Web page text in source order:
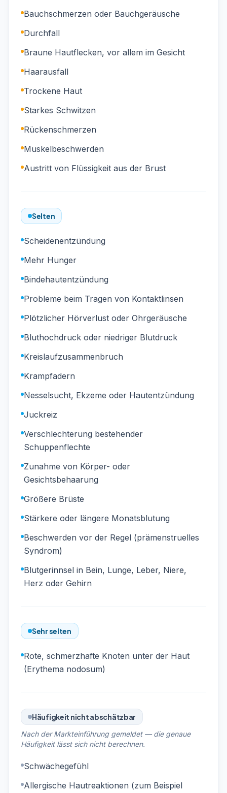
Bauchschmerzen oder Bauchgeräusche
Durchfall
Braune Hautflecken, vor allem im Gesicht
Haarausfall
Trockene Haut
Starkes Schwitzen
Rückenschmerzen
Muskelbeschwerden
Austritt von Flüssigkeit aus der Brust
Selten
Scheidenentzündung
Mehr Hunger
Bindehautentzündung
Probleme beim Tragen von Kontaktlinsen
Plötzlicher Hörverlust oder Ohrgeräusche
Bluthochdruck oder niedriger Blutdruck
Kreislaufzusammenbruch
Krampfadern
Nesselsucht, Ekzeme oder Hautentzündung
Juckreiz
Verschlechterung bestehender
Schuppenflechte
Zunahme von Körper- oder
Gesichtsbehaarung
Größere Brüste
Stärkere oder längere Monatsblutung
Beschwerden vor der Regel (prämenstruelles
Syndrom)
Blutgerinnsel in Bein, Lunge, Leber, Niere,
Herz oder Gehirn
Sehr selten
Rote, schmerzhafte Knoten unter der Haut
(Erythema nodosum)
Häufigkeit nicht abschätzbar
Nach der Markteinführung gemeldet — die genaue
Häufigkeit lässt sich nicht berechnen.
Schwächegefühl
Allergische Hautreaktionen (zum Beispiel